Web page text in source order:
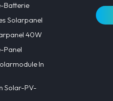
Batterie
Solarpanel
40W
Panel
In
Solar-PV-